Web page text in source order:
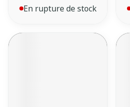
En rupture de stock